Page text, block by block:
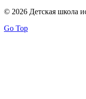
© 2026 Детская школа
Go Top